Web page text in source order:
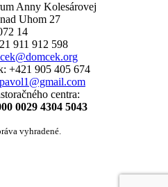
Anny Kolesárovej
Uhom 27
14
911 912 598
+421 905 405 674
centra:
0029 4304 5043
vyhradené.